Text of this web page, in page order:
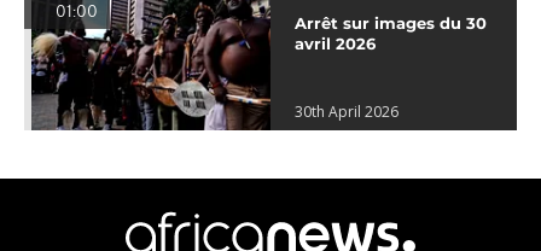
01:00
Arrêt sur images du 30
avril 2026
30th April 2026